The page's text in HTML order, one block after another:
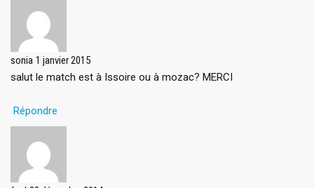
sonia 1 janvier 2015
salut le match est à Issoire ou à mozac? MERCI
Répondre